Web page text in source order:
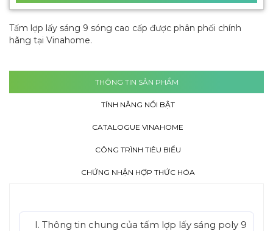
Tấm lợp lấy sáng 9 sóng cao cấp được phân phối chính
hãng tại Vinahome.
THÔNG TIN SẢN PHẨM
TÍNH NĂNG NỔI BẬT
CATALOGUE VINAHOME
CÔNG TRÌNH TIÊU BIỂU
CHỨNG NHẬN HỢP THỨC HÓA
I. Thông tin chung của tấm lợp lấy sáng poly 9